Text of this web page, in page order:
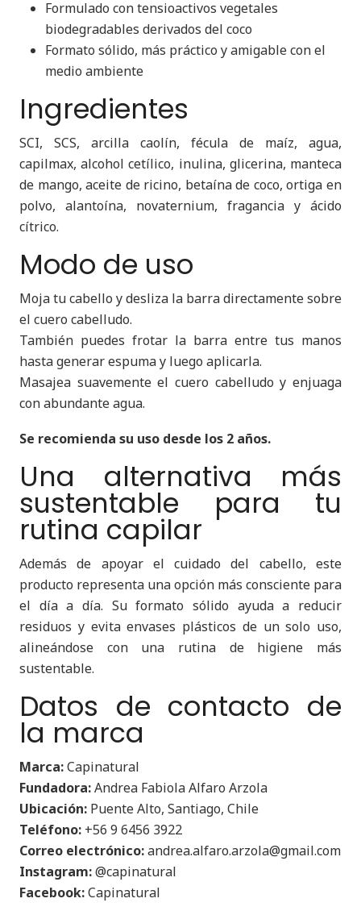
Formulado con tensioactivos vegetales
biodegradables derivados del coco
Formato sólido, más práctico y amigable con el
medio ambiente
Ingredientes
SCI, SCS, arcilla caolín, fécula de maíz, agua,
capilmax, alcohol cetílico, inulina, glicerina, manteca
de mango, aceite de ricino, betaína de coco, ortiga en
polvo, alantoína, novaternium, fragancia y ácido
cítrico.
Modo de uso
Moja tu cabello y desliza la barra directamente sobre
el cuero cabelludo.
También puedes frotar la barra entre tus manos
hasta generar espuma y luego aplicarla.
Masajea suavemente el cuero cabelludo y enjuaga
con abundante agua.
Se recomienda su uso desde los 2 años.
Una alternativa más
sustentable para tu
rutina capilar
Además de apoyar el cuidado del cabello, este
producto representa una opción más consciente para
el día a día. Su formato sólido ayuda a reducir
residuos y evita envases plásticos de un solo uso,
alineándose con una rutina de higiene más
sustentable.
Datos de contacto de
la marca
Marca:Capinatural
Fundadora:Andrea Fabiola Alfaro Arzola
Ubicación: Puente Alto, Santiago, Chile
Teléfono: +56 9 6456 3922
Correo electrónico:andrea.alfaro.arzola@gmail.com
Instagram:@capinatural
Facebook:Capinatural